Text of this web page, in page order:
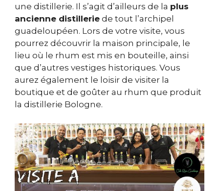
une distillerie. Il s’agit d’ailleurs de la plus
ancienne distillerie de tout l’archipel
guadeloupéen. Lors de votre visite, vous
pourrez découvrir la maison principale, le
lieu où le rhum est mis en bouteille, ainsi
que d’autres vestiges historiques. Vous
aurez également le loisir de visiter la
boutique et de goûter au rhum que produit
la distillerie Bologne.